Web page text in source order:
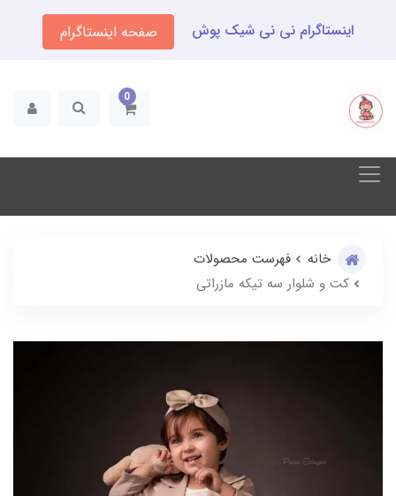
اینستاگرام نی نی شیک پوش صفحه اینستاگرام
0
خانه
فهرست محصولات
کت و شلوار سه تیکه مازراتی